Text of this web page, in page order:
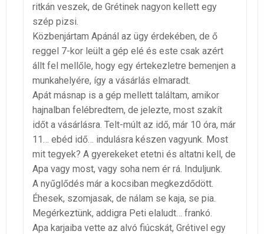
ritkán veszek, de Grétinek nagyon kellett egy
szép pizsi.
Közbenjártam Apánál az ügy érdekében, de ő
reggel 7-kor leült a gép elé és este csak azért
állt fel mellőle, hogy egy értekezletre bemenjen a
munkahelyére, így a vásárlás elmaradt.
Apát másnap is a gép mellett találtam, amikor
hajnalban felébredtem, de jelezte, most szakít
időt a vásárlásra. Telt-múlt az idő, már 10 óra, már
11… ebéd idő… indulásra készen vagyunk. Most
mit tegyek? A gyerekeket etetni és altatni kell, de
Apa vagy most, vagy soha nem ér rá. Induljunk.
A nyűglődés már a kocsiban megkezdődött.
Éhesek, szomjasak, de nálam se kaja, se pia.
Megérkeztünk, addigra Peti elaludt… frankó.
Apa karjaiba vette az alvó fiúcskát, Grétivel egy